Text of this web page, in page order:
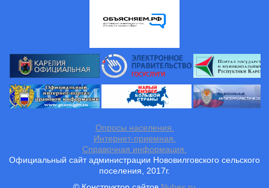
Опросы населения.
Интернет-приемная.
Справочная информация.
Официальный сайт администрации Нововилговского сельского
поселения, 2017г.